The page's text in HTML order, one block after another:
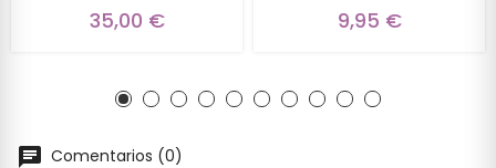
35,00 € 9,95 €
Comentarios (0)